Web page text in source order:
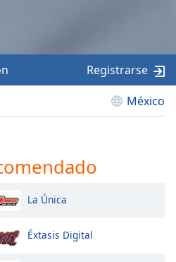
México
Registrarse
La Única
Éxtasis Digital